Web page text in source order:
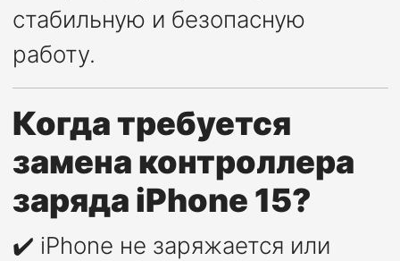
стабильную и безопасную
работу.
Когда требуется
замена контроллера
заряда iPhone 15?
✔️ iPhone не заряжается или